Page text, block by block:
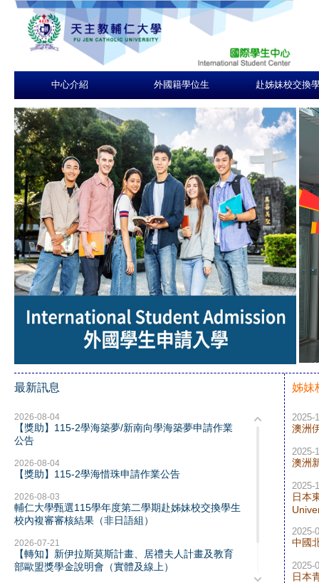
中心介紹 外國籍學位生 赴姊妹校交換
最新訊息
2026-08-04
【獎助】115-2學海築夢/新南向學海築夢申請作業
公告
2026-08-04
【獎助】115-2學海惜珠申請作業公告
2026-08-03
輔仁大學甄選115學年度第二學期赴姊妹校交換學生
校內複審審核結果（非日語組）
2026-07-21
【轉知】新伊拉斯莫斯計畫、居禮夫人計畫及教育
部歐盟獎學金說明會（實體及線上）
姊妹
2025-
澳洲
2025-
澳洲
2025-
日本
2025-
中國
2025-
日本